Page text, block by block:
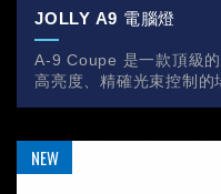
JOLLY A9 電腦燈
A-9 Coupe 是一款頂級
高亮度、精確光束控制的